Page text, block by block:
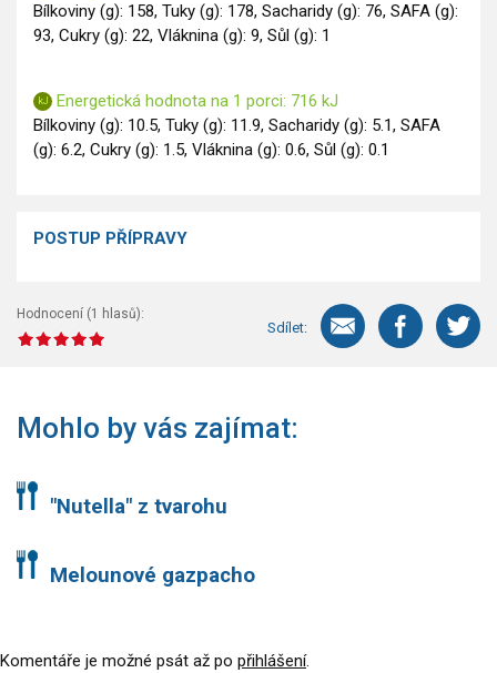
Bílkoviny (g): 158, Tuky (g): 178, Sacharidy (g): 76, SAFA (g):
93, Cukry (g): 22, Vláknina (g): 9, Sůl (g): 1
Energetická hodnota na 1 porci: 716 kJ
Bílkoviny (g): 10.5, Tuky (g): 11.9, Sacharidy (g): 5.1, SAFA
(g): 6.2, Cukry (g): 1.5, Vláknina (g): 0.6, Sůl (g): 0.1
POSTUP PŘÍPRAVY
Hodnocení (1 hlasů):
Sdílet:
Mohlo by vás zajímat:
"Nutella" z tvarohu
Melounové gazpacho
Komentáře je možné psát až po přihlášení.